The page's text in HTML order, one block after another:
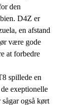
den
D4Z er
en afstand
være gode
at forbedre
spillede en
exeptionelle
også kørt